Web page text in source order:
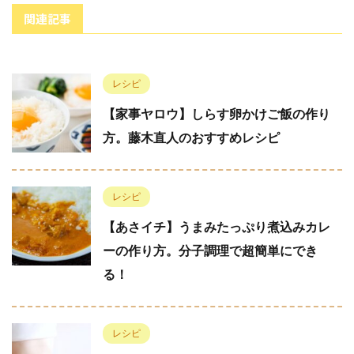
関連記事
レシピ
【家事ヤロウ】しらす卵かけご飯の作り
方。藤木直人のおすすめレシピ
レシピ
【あさイチ】うまみたっぷり煮込みカレ
ーの作り方。分子調理で超簡単にでき
る！
レシピ